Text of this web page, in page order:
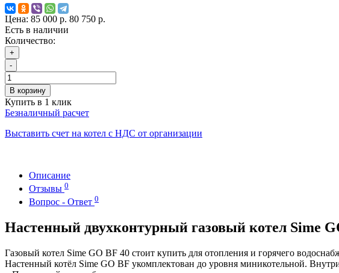
Цена: 85 000 р. 80 750 р.
Есть в наличии
Количество:
+
-
В корзину
Купить в 1 клик
Безналичный расчет
Выставить счет на котел с НДС от организации
Описание
Отзывы 0
Вопрос - Ответ 0
Настенный двухконтурный газовый котел Sime
Газовый котел Sime GO BF 40 стоит купить для отопления и горячего
Настенный котёл Sime GO BF укомплектован до уровня миникотельной.